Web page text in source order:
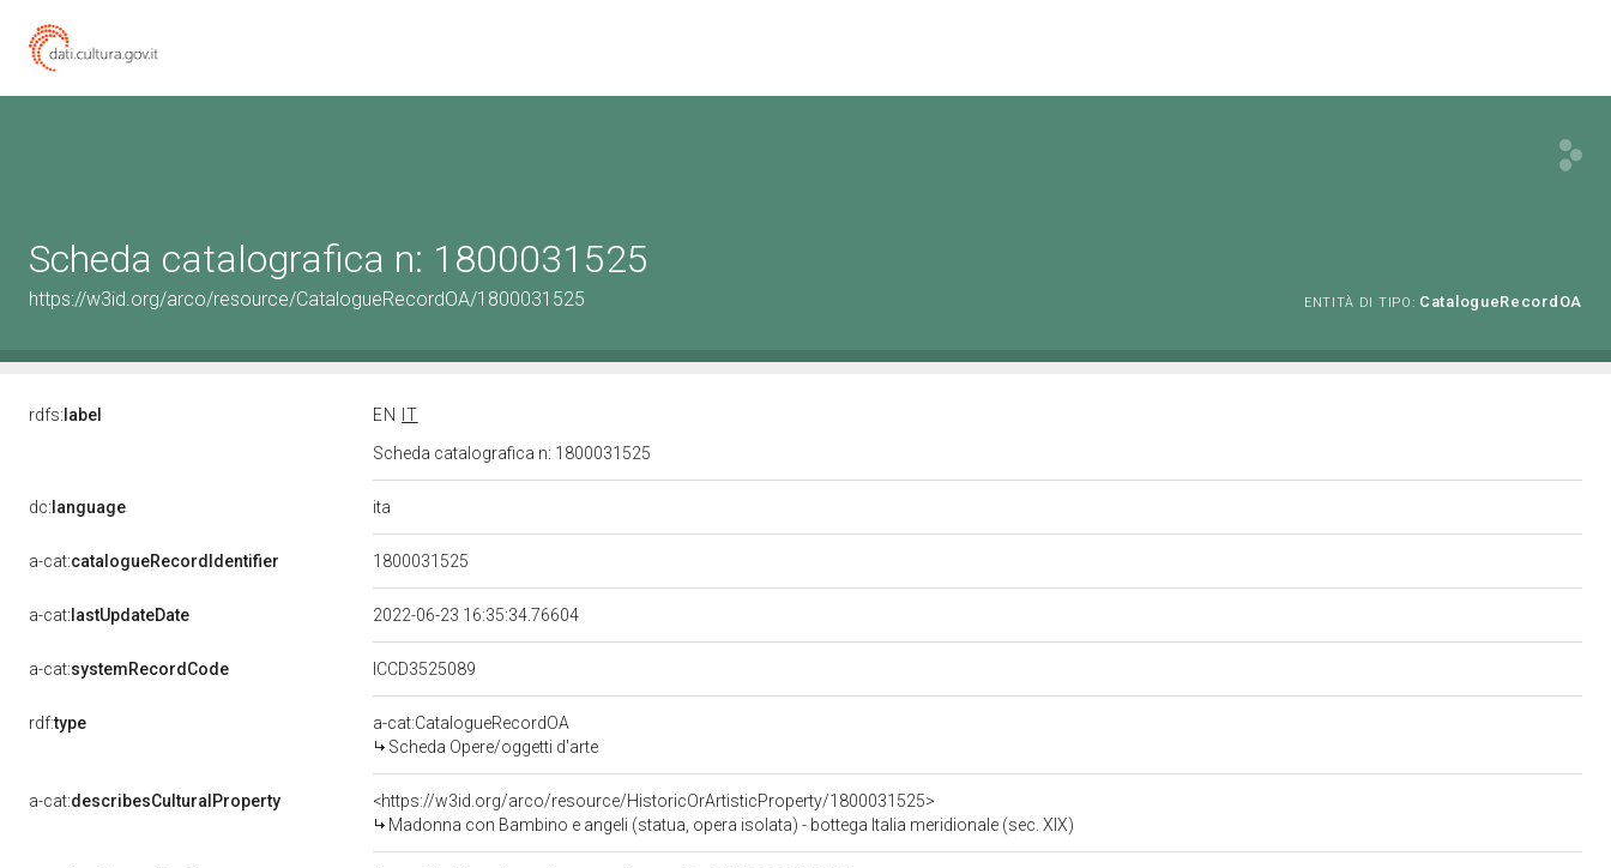
Scheda catalografica n: 1800031525
https://w3id.org/arco/resource/CatalogueRecordOA/1800031525 ENTITÀ DI TIPO: CatalogueRecordOA
rdfs: label EN
IT
Scheda catalografica n: 1800031525
dc: language ita
a-cat:catalogueRecordIdentifier 1800031525
a-cat: lastUpdateDate 2022-06-23 16:35:34.76604
a-cat:systemRecordCode ICCD3525089
rdf:type
a-cat:CatalogueRecordOA
Scheda Opere/oggetti d'arte
a-cat:describesCulturalProperty
<https://w3id.org/arco/resource/HistoricOrArtisticProperty/1800031525>
Madonna con Bambino e angeli (statua, opera isolata) - bottega Italia meridionale (sec. XIX)